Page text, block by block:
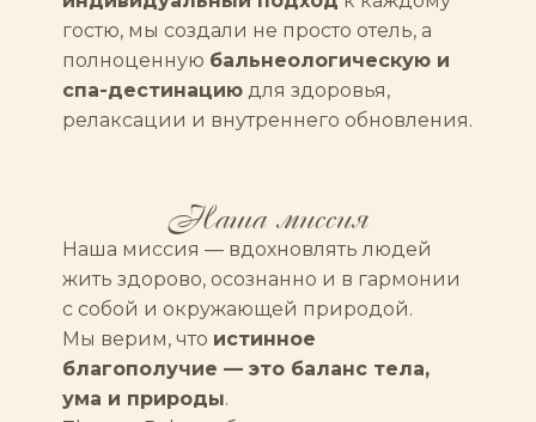
гостю, мы создали не просто отель, а
полноценную бальнеологическую и
спа-дестинацию для здоровья,
релаксации и внутреннего обновления.
Наша миссия
Наша миссия — вдохновлять людей
жить здорово, осознанно и в гармонии
с собой и окружающей природой.
Мы верим, что истинное
благополучие — это баланс тела,
ума и природы.